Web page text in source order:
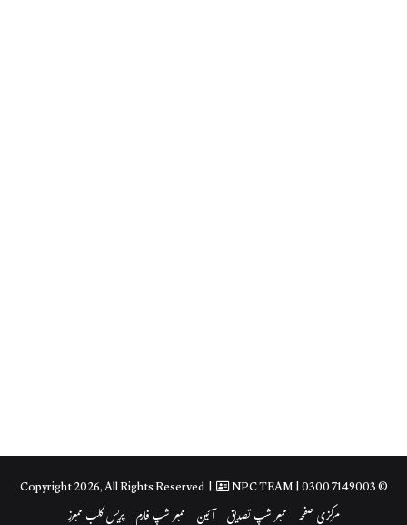
© Copyright 2026, All Rights Reserved |
NPC TEAM| 0300 7149003
مرکزی صفحہ ممبر شپ تصدیق آئین ممبر شپ فارم پریس کلب ممبرز